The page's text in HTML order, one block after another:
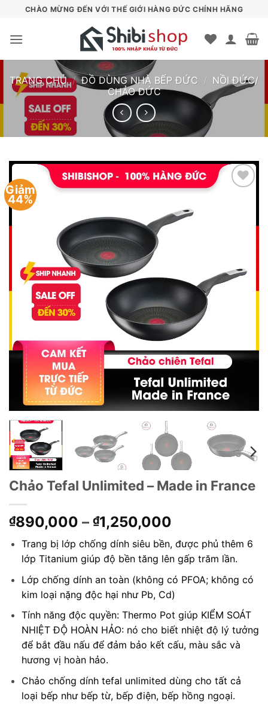
nội
CHÀO MỪNG ĐẾN VỚI THẾ GIỚI HÀNG ĐỨC CHÍNH HÃNG
TRANG CHỦ / ĐỒ DÙNG NHÀ BẾP ĐỨC / NỒI ĐỨC/
CHẢO ĐỨC
Giảm
44%
Chảo Tefal Unlimited – Made in France
₫890,000 – ₫1,250,000
giá:
từ
₫890,000
đến
₫1,250,000
Trang bị lớp chống dính siêu bền, được phủ thêm 6
lớp Titanium giúp độ bền tăng lên gấp trăm lần.
Lớp chống dính an toàn (không có PFOA; không có
kim loại nặng độc hại như Pb, Cd)
Tính năng độc quyền: Thermo Pot giúp KIỂM SOÁT
NHIỆT ĐỘ HOÀN HẢO: nó cho biết nhiệt độ lý tưởng
để bắt đầu nấu để đảm bảo kết cấu, màu sắc và
hương vị hoàn hảo.
Chảo chống dính tefal unlimited dùng cho tất cả
loại bếp như bếp từ, bếp điện, bếp hồng ngoại.